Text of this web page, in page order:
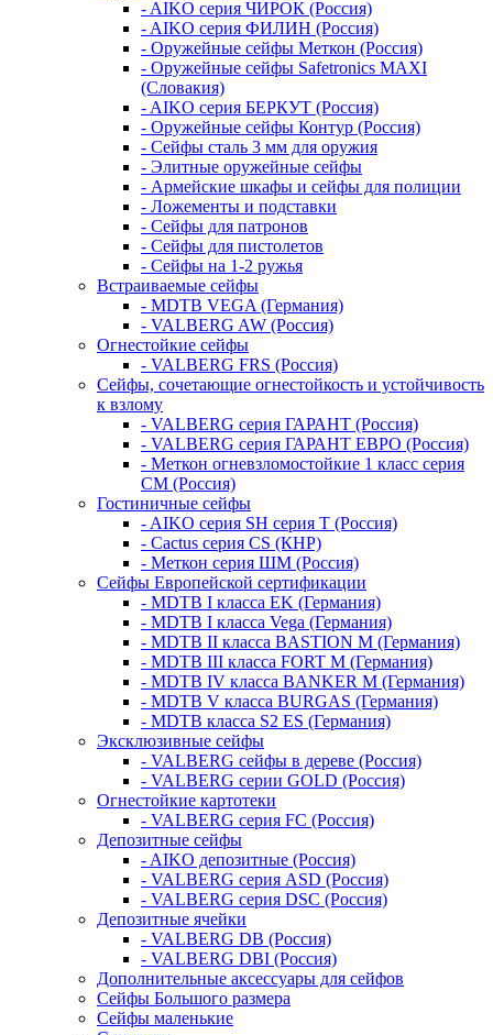
- AIKO серия ЧИРОК (Россия)
- AIKO серия ФИЛИН (Россия)
- Оружейные сейфы Меткон (Россия)
- Оружейные сейфы Safetronics MAXI
(Словакия)
- AIKO серия БЕРКУТ (Россия)
- Оружейные сейфы Контур (Россия)
- Сейфы сталь 3 мм для оружия
- Элитные оружейные сейфы
- Армейские шкафы и сейфы для полиции
- Ложементы и подставки
- Сейфы для патронов
- Сейфы для пистолетов
- Сейфы на 1-2 ружья
Встраиваемые сейфы
- MDTB VEGA (Германия)
- VALBERG AW (Россия)
Огнестойкие сейфы
- VALBERG FRS (Россия)
Сейфы, сочетающие огнестойкость и устойчивость
к взлому
- VALBERG серия ГАРАНТ (Россия)
- VALBERG серия ГАРАНТ ЕВРО (Россия)
- Меткон огневзломостойкие 1 класс серия
СМ (Россия)
Гостиничные сейфы
- AIKO серия SH серия Т (Россия)
- Cactus серия CS (КНР)
- Меткон серия ШМ (Россия)
Сейфы Европейской сертификации
- MDTB I класса EK (Германия)
- MDTB I класса Vega (Германия)
- MDTB II класса BASTION M (Германия)
- MDTB III класса FORT M (Германия)
- MDTB IV класса BANKER M (Германия)
- MDTB V класса BURGAS (Германия)
- MDTB класса S2 ES (Германия)
Эксклюзивные сейфы
- VALBERG сейфы в дереве (Россия)
- VALBERG серии GOLD (Россия)
Огнестойкие картотеки
- VALBERG серия FC (Россия)
Депозитные сейфы
- AIKO депозитные (Россия)
- VALBERG серия ASD (Россия)
- VALBERG серия DSC (Россия)
Депозитные ячейки
- VALBERG DB (Россия)
- VALBERG DBI (Россия)
Дополнительные аксессуары для сейфов
Сейфы Большого размера
Сейфы маленькие